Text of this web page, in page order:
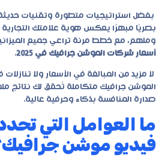
بفضل استراتيجيات متطورة وتقنيات
بصريًا مبهرًا يعكس هوية علامتك التجارية
وملهم، مع خطط مرنة تراعي جميع
أسعار شركات الموشن جرافيك في 2025
.
لا مزيد من المبالغة في الأسعار ولا
الموشن جرافيك متكاملة تُحقق لك نتائج
صدارة المنافسة بذكاء وحرفية عالية.
ما العوامل التي
فيديو موشن